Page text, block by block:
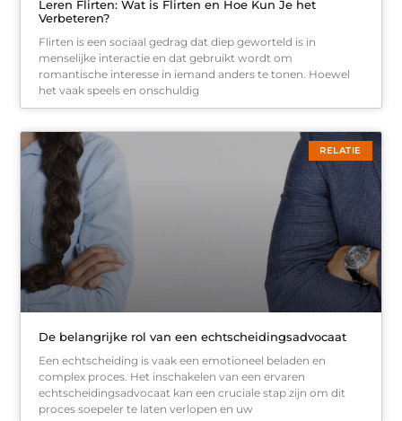
Leren Flirten: Wat is Flirten en Hoe Kun Je het
Verbeteren?
Flirten is een sociaal gedrag dat diep geworteld is in
menselijke interactie en dat gebruikt wordt om
romantische interesse in iemand anders te tonen. Hoewel
het vaak speels en onschuldig
RELATIE
De belangrijke rol van een echtscheidingsadvocaat
Een echtscheiding is vaak een emotioneel beladen en
complex proces. Het inschakelen van een ervaren
echtscheidingsadvocaat kan een cruciale stap zijn om dit
proces soepeler te laten verlopen en uw